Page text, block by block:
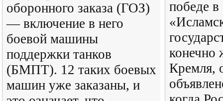
оборонного заказа (ГОЗ)
— включение в него
боевой машины
поддержки танков
(БМПТ). 12 таких боевых
машин уже заказаны, и
победе
конечно
Кремля,